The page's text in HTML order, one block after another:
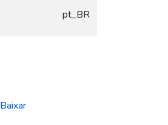
pt_BR
Baixar